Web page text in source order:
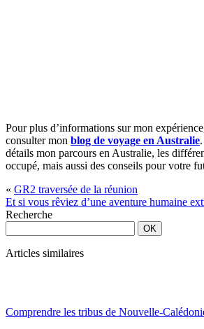
Pour plus d’informations sur mon
consulter mon blog de voyage en Australie
détails mon parcours en Australie, les
occupé, mais aussi des conseils pour votre
« GR2 traversée de la réunion
Et si vous rêviez d’une aventure humaine
Recherche
Articles similaires
Comprendre les tribus de Nouvelle-